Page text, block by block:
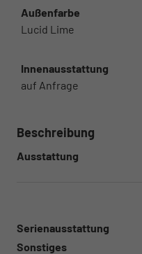
Außenfarbe
Lucid Lime
Innenausstattung
auf Anfrage
Beschreibung
Ausstattung
Serienausstattung
Sonstiges